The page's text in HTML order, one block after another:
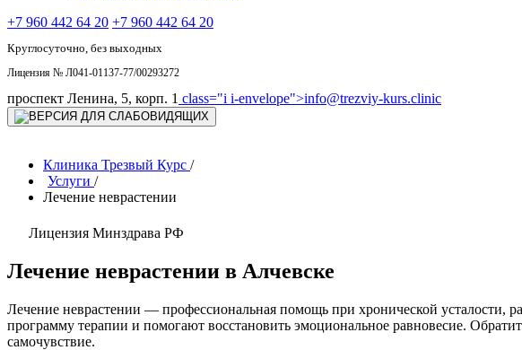
+7 960 442 64 20 +7 960 442 64 20
Круглосуточно, без выходных
Лицензия № Л041-01137-77/00293272
проспект Ленина, 5, корп. 1 class="i i-envelope">info@trezviy-kurs.clinic
Клиника Трезвый Курс /
Услуги /
Лечение неврастении
Лицензия Минздрава РФ
Лечение неврастении в Алчевске
Лечение неврастении — профессиональная помощь при хронической усталости,
программу терапии и помогают восстановить эмоциональное равновесие.
самочувствие.